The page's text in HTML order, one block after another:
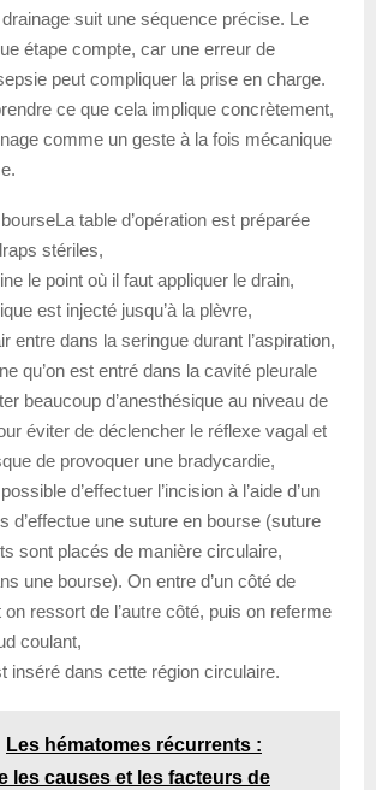
suit une séquence précise. Le
étape compte, car une erreur de
peut compliquer la prise en charge.
ce que cela implique concrètement,
comme un geste à la fois mécanique
table d’opération est préparée
stériles,
le point où il faut appliquer le drain,
est injecté jusqu’à la plèvre,
entre dans la seringue durant l’aspiration,
qu’on est entré dans la cavité pleurale
beaucoup d’anesthésique au niveau de
éviter de déclencher le réflexe vagal et
de provoquer une bradycardie,
d’effectuer l’incision à l’aide d’un
d’effectue une suture en bourse (suture
sont placés de manière circulaire,
une bourse). On entre d’un côté de
on ressort de l’autre côté, puis on referme
coulant,
inséré dans cette région circulaire.
Les hématomes récurrents :
les causes et les facteurs de